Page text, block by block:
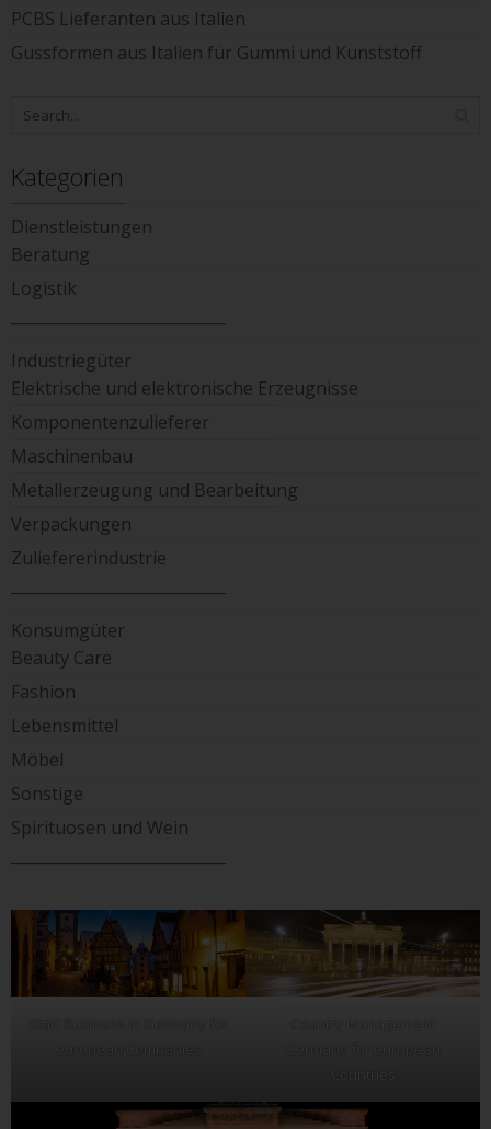
PCBS Lieferanten aus Italien
Gussformen aus Italien für Gummi und Kunststoff
Kategorien
Dienstleistungen
Beratung
Logistik
Industriegüter
Elektrische und elektronische Erzeugnisse
Komponentenzulieferer
Maschinenbau
Metallerzeugung und Bearbeitung
Verpackungen
Zuliefererindustrie
Konsumgüter
Beauty Care
Fashion
Lebensmittel
Möbel
Sonstige
Spirituosen und Wein